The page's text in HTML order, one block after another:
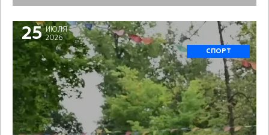
25 ИЮЛЯ
2026
СПОРТ